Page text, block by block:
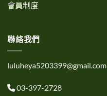
會員制度
聯絡我們
luluheya5203399@gmail.com
03-397-2728